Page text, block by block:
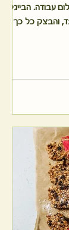
עבודה. הבייגל
הזה עשוי מ- 3 מרכיבים בלבד, והבצק כל כך נוח